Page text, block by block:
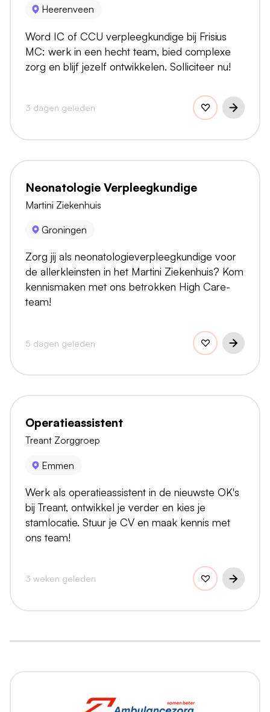
Heerenveen
Word IC of CCU verpleegkundige bij Frisius
MC: werk in een hecht team, bied complexe
zorg en blijf jezelf ontwikkelen. Solliciteer nu!
3 dagen geleden
Neonatologie Verpleegkundige
Martini Ziekenhuis
Groningen
Zorg jij als neonatologieverpleegkundige voor
de allerkleinsten in het Martini Ziekenhuis? Kom
kennismaken met ons betrokken High Care-
team!
5 dagen geleden
Operatieassistent
Treant Zorggroep
Emmen
Werk als operatieassistent in de nieuwste OK's
bij Treant, ontwikkel je verder en kies je
stamlocatie. Stuur je CV en maak kennis met
ons team!
3 weken geleden